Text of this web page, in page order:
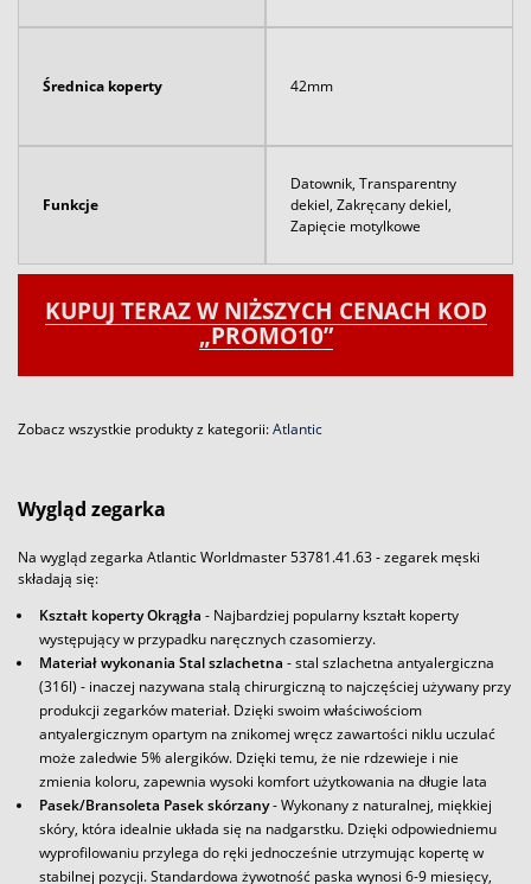
Średnica koperty 42mm
Funkcje
Datownik, Transparentny
dekiel, Zakręcany dekiel,
Zapięcie motylkowe
KUPUJ TERAZ W NIŻSZYCH CENACH KOD
„PROMO10”
Zobacz wszystkie produkty z kategorii:Atlantic
Wygląd zegarka
Na wygląd zegarka Atlantic Worldmaster 53781.41.63 - zegarek męski
składają się:
Kształt koperty Okrągła - Najbardziej popularny kształt koperty
występujący w przypadku naręcznych czasomierzy.
Materiał wykonania Stal szlachetna - stal szlachetna antyalergiczna
(316l) - inaczej nazywana stalą chirurgiczną to najczęściej używany przy
produkcji zegarków materiał. Dzięki swoim właściwościom
antyalergicznym opartym na znikomej wręcz zawartości niklu uczulać
może zaledwie 5% alergików. Dzięki temu, że nie rdzewieje i nie
zmienia koloru, zapewnia wysoki komfort użytkowania na długie lata
Pasek/Bransoleta Pasek skórzany- Wykonany z naturalnej, miękkiej
skóry, która idealnie układa się na nadgarstku. Dzięki odpowiedniemu
wyprofilowaniu przylega do ręki jednocześnie utrzymując kopertę w
stabilnej pozycji. Standardowa żywotność paska wynosi 6-9 miesięcy,